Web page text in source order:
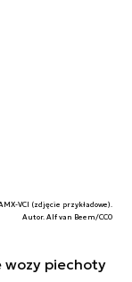
VCI (zdjęcie przykładowe).
Autor. Alf van Beem/CC0
wozy piechoty